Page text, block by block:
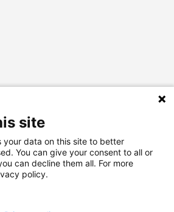
site
your data on this site to better
You can give your consent to all or
can decline them all. For more
policy.